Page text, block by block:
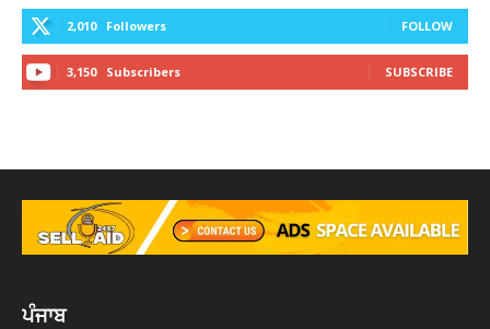
2,010 Followers FOLLOW
3,150 Subscribers SUBSCRIBE
ਪੰਜਾਬ